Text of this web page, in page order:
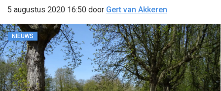
5 augustus 2020 16:50 door Gert van Akkeren
NIEUWS